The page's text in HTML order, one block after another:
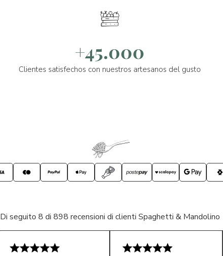
+45.000
Clientes satisfechos con nuestros artesanos del gusto
Di seguito 8 di 898 recensioni di clienti Spaghetti & Mandolino